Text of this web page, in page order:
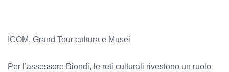
ICOM, Grand Tour cultura e Musei
Per l’assessore Biondi, le reti culturali rivestono un ruolo